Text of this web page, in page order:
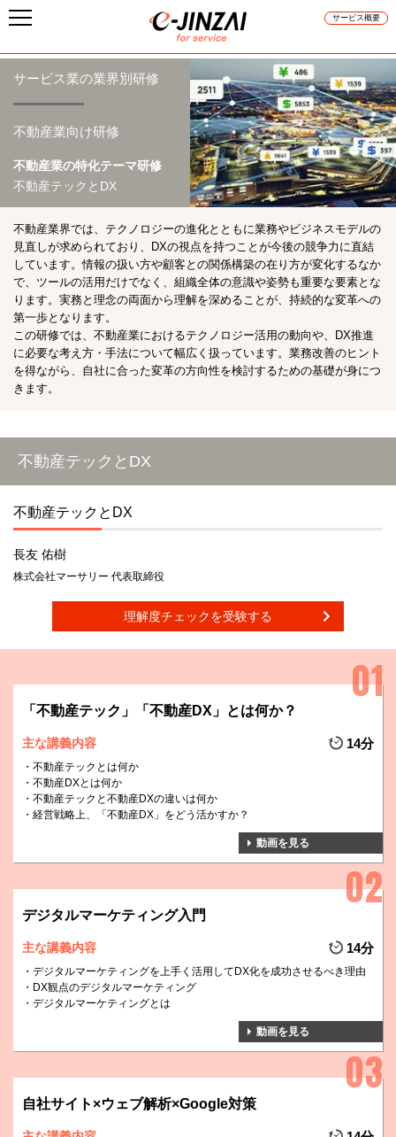
サービス概要
サービス業の業界別研修
不動産業向け研修
不動産業の特化テーマ研修
不動産テックとDX
不動産業界では、テクノロジーの進化とともに業務やビジネスモデルの
見直しが求められており、DXの視点を持つことが今後の競争力に直結
しています。情報の扱い方や顧客との関係構築の在り方が変化するなか
で、ツールの活用だけでなく、組織全体の意識や姿勢も重要な要素とな
ります。実務と理念の両面から理解を深めることが、持続的な変革への
第一歩となります。
この研修では、不動産業におけるテクノロジー活用の動向や、DX推進
に必要な考え方・手法について幅広く扱っています。業務改善のヒント
を得ながら、自社に合った変革の方向性を検討するための基礎が身につ
きます。
不動産テックとDX
不動産テックとDX
長友 佑樹
株式会社マーサリー 代表取締役
理解度チェックを受験する
「不動産テック」「不動産DX」とは何か？
主な講義内容 14分
不動産テックとは何か
不動産DXとは何か
不動産テックと不動産DXの違いは何か
経営戦略上、「不動産DX」をどう活かすか？
動画を見る
デジタルマーケティング入門
主な講義内容 14分
デジタルマーケティングを上手く活用してDX化を成功させるべき理由
DX観点のデジタルマーケティング
デジタルマーケティングとは
動画を見る
自社サイト×ウェブ解析×Google対策